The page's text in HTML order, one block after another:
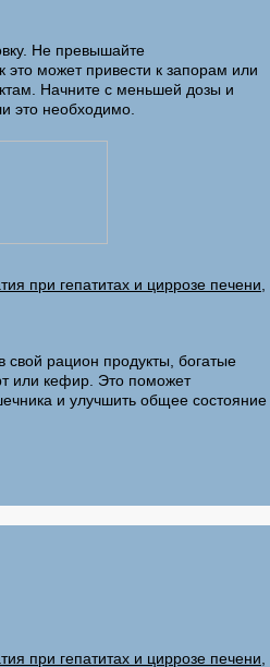
Не превышайте
это может привести к запорам или
Начните с меньшей дозы и
это необходимо.
при гепатитах и циррозе печени,
рацион продукты, богатые
или кефир. Это поможет
и улучшить общее состояние
при гепатитах и циррозе печени,